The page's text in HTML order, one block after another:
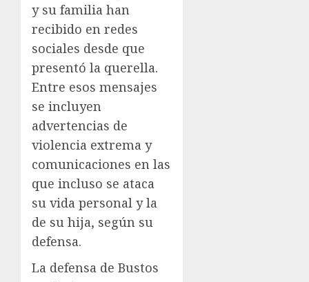
y su familia han
recibido en redes
sociales desde que
presentó la querella.
Entre esos mensajes
se incluyen
advertencias de
violencia extrema y
comunicaciones en las
que incluso se ataca
su vida personal y la
de su hija, según su
defensa.
La defensa de Bustos